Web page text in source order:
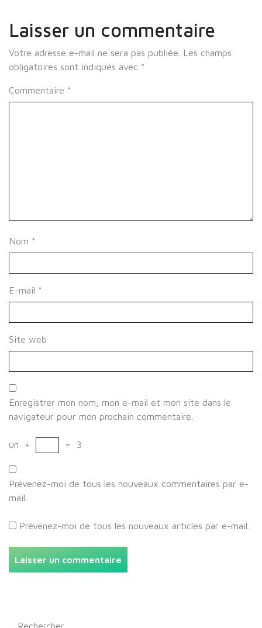
Laisser un commentaire
Votre adresse e-mail ne sera pas publiée.
Les champs
obligatoires sont indiqués avec *
Commentaire *
Nom *
E-mail *
Site web
Enregistrer mon nom, mon e-mail et mon site dans le
navigateur pour mon prochain commentaire.
un + = 3
Prévenez-moi de tous les nouveaux commentaires par e-
mail.
Prévenez-moi de tous les nouveaux articles par e-mail.
Rechercher